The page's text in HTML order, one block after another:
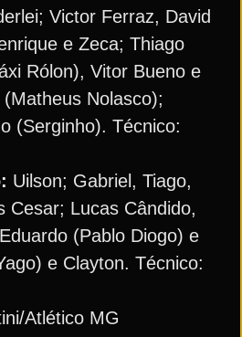
Victor Ferraz, David
e Zeca; Thiago
Rólon), Vitor Bueno e
Nolasco);
(Serginho). Técnico:
Uilson; Gabriel, Tiago,
Cesar; Lucas Cândido,
(Pablo Diogo) e
e Clayton. Técnico:
Atlético MG